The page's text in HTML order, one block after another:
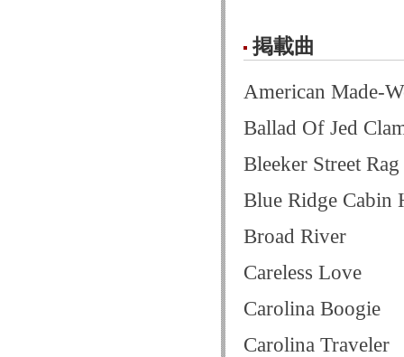
掲載曲
American Made-
Ballad Of Jed
Bleeker Street Rag
Blue Ridge Cabin
Broad River
Careless Love
Carolina Boogie
Carolina Traveler